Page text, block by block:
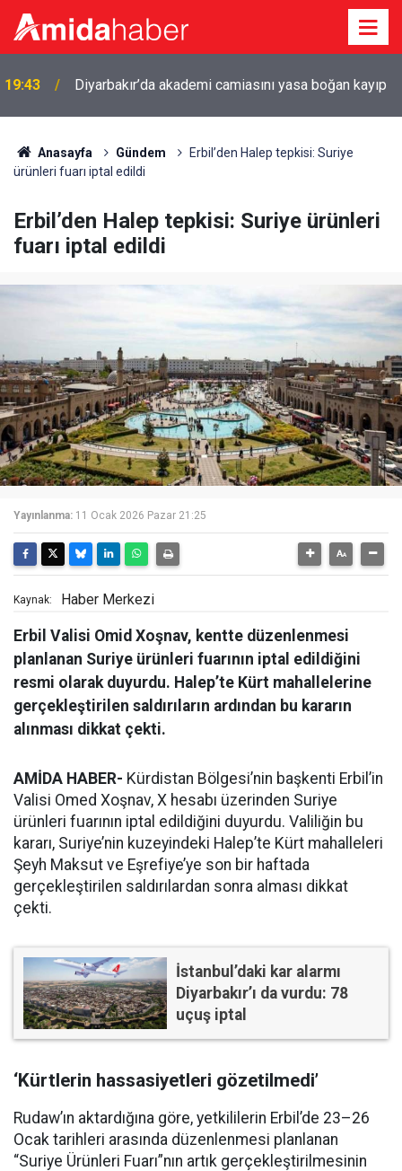
19:43 Diyarbakır’da akademi camiasını yasa boğan kayıp
Anasayfa Gündem
Erbil’den Halep tepkisi: Suriye
ürünleri fuarı iptal edildi
Erbil’den Halep tepkisi: Suriye ürünleri
fuarı iptal edildi
Yayınlanma: 11 Ocak 2026 Pazar 21:25
Kaynak: Haber Merkezi
Erbil Valisi Omid Xoşnav, kentte düzenlenmesi
planlanan Suriye ürünleri fuarının iptal edildiğini
resmi olarak duyurdu. Halep’te Kürt mahallelerine
gerçekleştirilen saldırıların ardından bu kararın
alınması dikkat çekti.
AMİDA HABER- Kürdistan Bölgesi’nin başkenti Erbil’in
Valisi Omed Xoşnav, X hesabı üzerinden Suriye
ürünleri fuarının iptal edildiğini duyurdu. Valiliğin bu
kararı, Suriye’nin kuzeyindeki Halep’te Kürt mahalleleri
Şeyh Maksut ve Eşrefiye’ye son bir haftada
gerçekleştirilen saldırılardan sonra alması dikkat
çekti.
İstanbul’daki kar alarmı
Diyarbakır’ı da vurdu: 78
uçuş iptal
‘Kürtlerin hassasiyetleri gözetilmedi’
Rudaw’ın aktardığına göre, yetkililerin Erbil’de 23–26
Ocak tarihleri arasında düzenlenmesi planlanan
“Suriye Ürünleri Fuarı”nın artık gerçekleştirilmesinin